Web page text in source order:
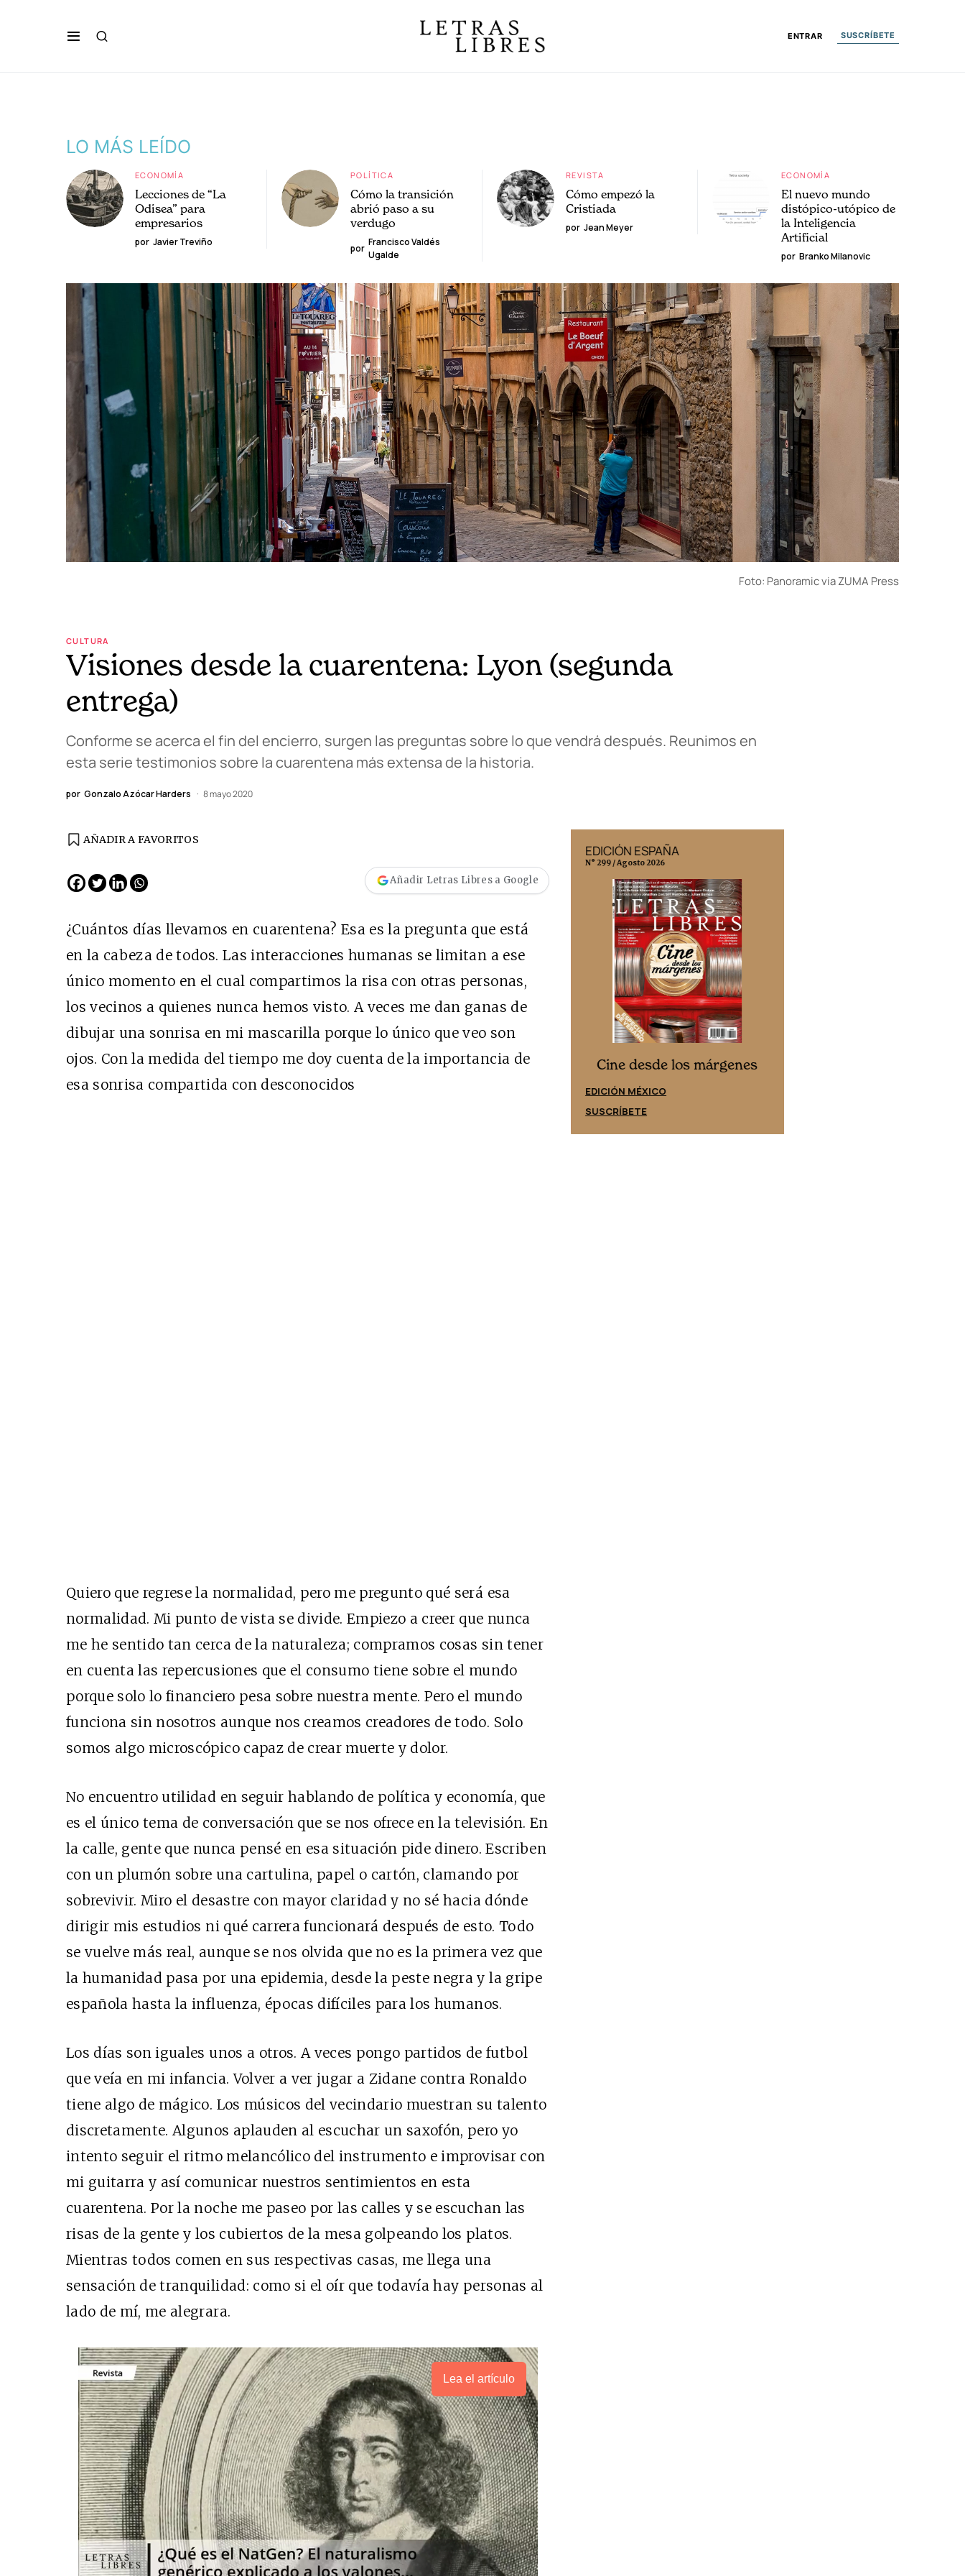
ENTRAR SUSCRÍBETE
LO MÁS LEÍDO
ECONOMÍA
Lecciones de “La
Odisea” para
empresarios
por Javier Treviño
POLÍTICA
Cómo la transición
abrió paso a su
verdugo
por
Francisco Valdés
Ugalde
REVISTA
Cómo empezó la
Cristiada
por Jean Meyer
ECONOMÍA
El nuevo mundo
distópico-utópico de
la Inteligencia
Artificial
por Branko Milanovic
Foto: Panoramic via ZUMA Press
CULTURA
Visiones desde la cuarentena: Lyon (segunda
entrega)
Conforme se acerca el fin del encierro, surgen las preguntas sobre lo que vendrá después. Reunimos en
esta serie testimonios sobre la cuarentena más extensa de la historia.
por Gonzalo Azócar Harders 8 mayo 2020
AÑADIR A FAVORITOS
Añadir Letras Libres a Google
¿Cuántos días llevamos en cuarentena? Esa es la pregunta que está
en la cabeza de todos. Las interacciones humanas se limitan a ese
único momento en el cual compartimos la risa con otras personas,
los vecinos a quienes nunca hemos visto. A veces me dan ganas de
dibujar una sonrisa en mi mascarilla porque lo único que veo son
ojos. Con la medida del tiempo me doy cuenta de la importancia de
esa sonrisa compartida con desconocidos
Quiero que regrese la normalidad, pero me pregunto qué será esa
normalidad. Mi punto de vista se divide. Empiezo a creer que nunca
me he sentido tan cerca de la naturaleza; compramos cosas sin tener
en cuenta las repercusiones que el consumo tiene sobre el mundo
porque solo lo financiero pesa sobre nuestra mente. Pero el mundo
funciona sin nosotros aunque nos creamos creadores de todo. Solo
somos algo microscópico capaz de crear muerte y dolor.
No encuentro utilidad en seguir hablando de política y economía, que
es el único tema de conversación que se nos ofrece en la televisión. En
la calle, gente que nunca pensé en esa situación pide dinero. Escriben
con un plumón sobre una cartulina, papel o cartón, clamando por
sobrevivir. Miro el desastre con mayor claridad y no sé hacia dónde
dirigir mis estudios ni qué carrera funcionará después de esto. Todo
se vuelve más real, aunque se nos olvida que no es la primera vez que
la humanidad pasa por una epidemia, desde la peste negra y la gripe
española hasta la influenza, épocas difíciles para los humanos.
Los días son iguales unos a otros. A veces pongo partidos de futbol
que veía en mi infancia. Volver a ver jugar a Zidane contra Ronaldo
tiene algo de mágico. Los músicos del vecindario muestran su talento
discretamente. Algunos aplauden al escuchar un saxofón, pero yo
intento seguir el ritmo melancólico del instrumento e improvisar con
mi guitarra y así comunicar nuestros sentimientos en esta
cuarentena. Por la noche me paseo por las calles y se escuchan las
risas de la gente y los cubiertos de la mesa golpeando los platos.
Mientras todos comen en sus respectivas casas, me llega una
sensación de tranquilidad: como si el oír que todavía hay personas al
lado de mí, me alegrara.
Lea el artículo
Cine desde los márgenes
EDICIÓN MÉXICO
Cine desde los márgenes
EDICIÓN ESPAÑA
N° 299 / Agosto 2026
Cine desde los márgenes
EDICIÓN MÉXICO
SUSCRÍBETE